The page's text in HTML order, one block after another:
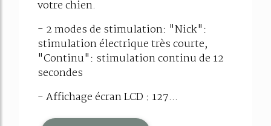
votre chien.
- 2 modes de stimulation: "Nick":
stimulation électrique très courte,
"Continu": stimulation continu de 12
secondes
- Affichage écran LCD : 127...